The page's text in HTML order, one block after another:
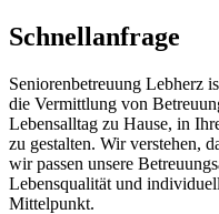
Schnell­anfrage
Seniorenbetreuung Lebherz
die Vermittlung von
Lebensalltag zu Hause, in
zu gestalten. Wir verstehen,
wir passen unsere
Lebensqualität und
Mittelpunkt.